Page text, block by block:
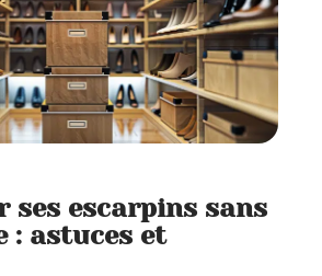
ses escarpins sans
: astuces et